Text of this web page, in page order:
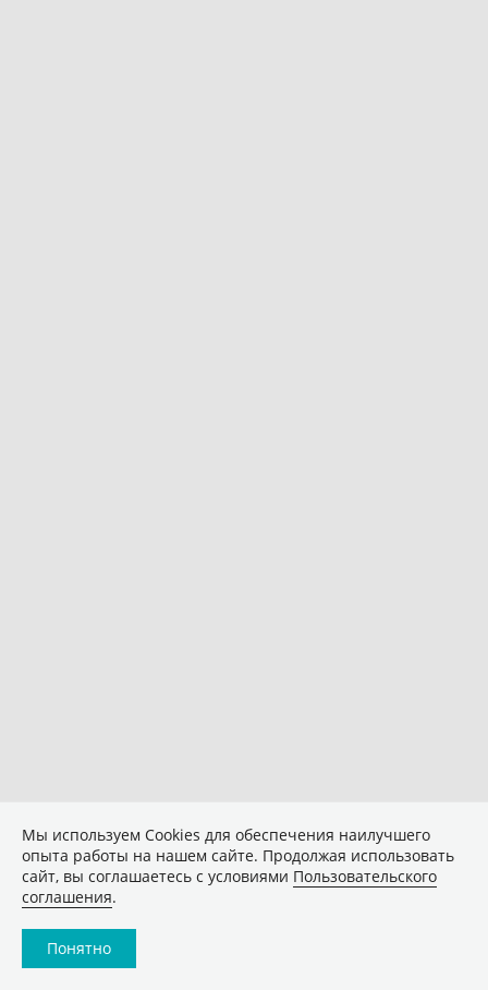
Мы используем Сookies для обеспечения наилучшего
опыта работы на нашем сайте. Продолжая использовать
сайт, вы соглашаетесь с условиями Пользовательского
соглашения.
Понятно